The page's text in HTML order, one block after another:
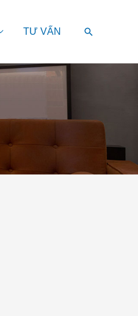
TƯ VẤN Search